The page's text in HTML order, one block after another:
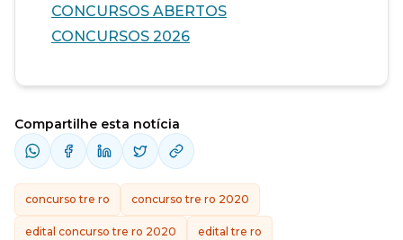
CONCURSOS ABERTOS
CONCURSOS 2026
Compartilhe esta notícia
concurso tre ro concurso tre ro 2020
edital concurso tre ro 2020 edital tre ro